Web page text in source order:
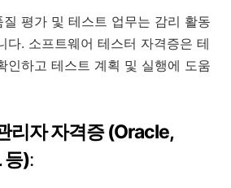
질 평가 및 테스트 업무는 감리 활동
다. 소프트웨어 테스터 자격증은 테
인하고 테스트 계획 및 실행에 도움
리자 자격증 (Oracle,
등):